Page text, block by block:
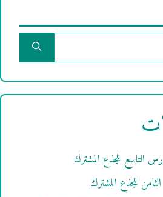
التاسع للجذع المشترك
للجذع المشترك